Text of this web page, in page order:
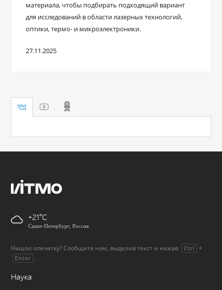
материала, чтобы подбирать подходящий вариант
для исследований в области лазерных технологий,
оптики, термо- и микроэлектроники.
27.11.2025
+21
Санкт-Петербург, Россия
Нашли опечатку? Сообщите нам, выделив текст и нажав Ctrl +
Enter .
Наука